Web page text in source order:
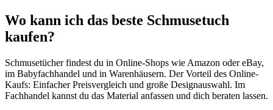
Wo kann ich das beste Schmusetuch
kaufen?
Schmusetücher findest du in Online-Shops wie Amazon oder eBay,
im Babyfachhandel und in Warenhäusern. Der Vorteil des Online-
Kaufs: Einfacher Preisvergleich und große Designauswahl. Im
Fachhandel kannst du das Material anfassen und dich beraten lassen.